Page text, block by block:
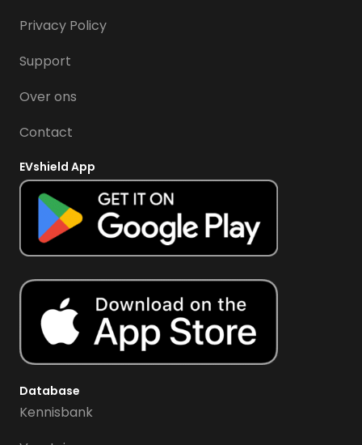
Privacy Policy
Support
Over ons
Contact
EVshield App
Database
Kennisbank